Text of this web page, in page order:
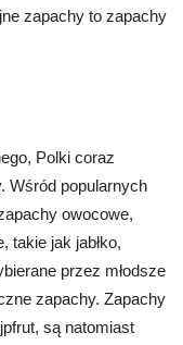
zapachy to zapachy
Polki coraz
Wśród popularnych
owocowe,
takie jak jabłko,
przez młodsze
zapachy. Zapachy
są natomiast